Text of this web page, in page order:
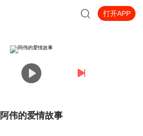
打开APP
阿伟的爱情故事